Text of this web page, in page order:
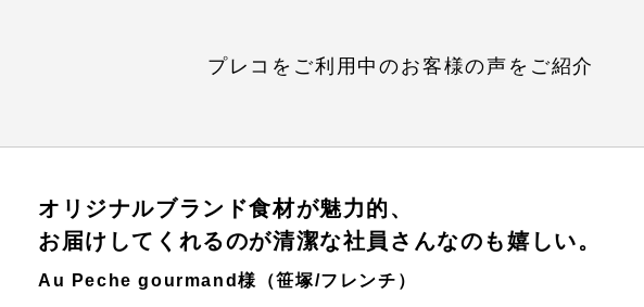
プレコをご利用中のお客様の声をご紹介
オリジナルブランド食材が魅力的、
お届けしてくれるのが清潔な社員さんなのも嬉しい。
Au Peche gourmand様（笹塚/フレンチ）